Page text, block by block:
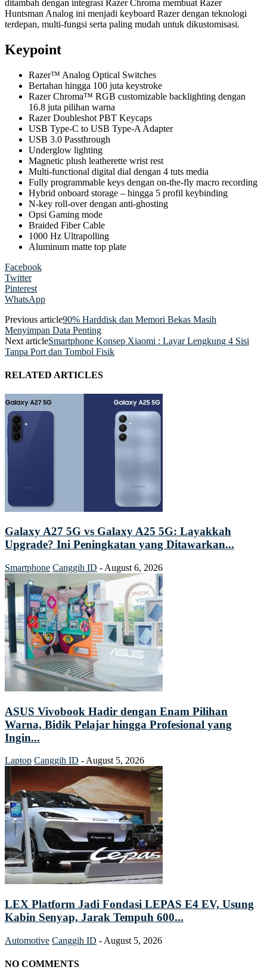
ditambah dengan integrasi Razer Chroma membuat Razer
Huntsman Analog ini menjadi keyboard Razer dengan teknologi
terdepan, multi-fungsi serta paling mudah untuk dikustomisasi.
Keypoint
Razer™ Analog Optical Switches
Bertahan hingga 100 juta keystroke
Razer Chroma™ RGB customizable backlighting dengan
16.8 juta pilihan warna
Razer Doubleshot PBT Keycaps
USB Type-C to USB Type-A Adapter
USB 3.0 Passthrough
Underglow lighting
Magnetic plush leatherette wrist rest
Multi-functional digital dial dengan 4 tuts media
Fully programmable keys dengan on-the-fly macro recording
Hybrid onboard storage – hingga 5 profil keybinding
N-key roll-over dengan anti-ghosting
Opsi Gaming mode
Braided Fiber Cable
1000 Hz Ultrapolling
Aluminum matte top plate
Facebook
Twitter
Pinterest
WhatsApp
Previous article90% Harddisk dan Memori Bekas Masih
Menyimpan Data Penting
Next articleSmartphone Konsep Xiaomi : Layar Lengkung 4 Sisi
Tanpa Port dan Tombol Fisik
RELATED ARTICLES
Galaxy A27 5G vs Galaxy A25 5G: Layakkah
Upgrade? Ini Peningkatan yang Ditawarkan...
Smartphone Canggih ID - August 6, 2026
ASUS Vivobook Hadir dengan Enam Pilihan
Warna, Bidik Pelajar hingga Profesional yang
Ingin...
Laptop Canggih ID -August 5, 2026
LEX Platform Jadi Fondasi LEPAS E4 EV, Usung
Kabin Senyap, Jarak Tempuh 600...
Automotive Canggih ID - August 5, 2026
NO COMMENTS